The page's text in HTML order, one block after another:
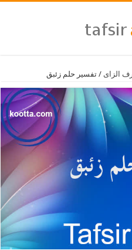
الزاى / تفسير حلم زئبق